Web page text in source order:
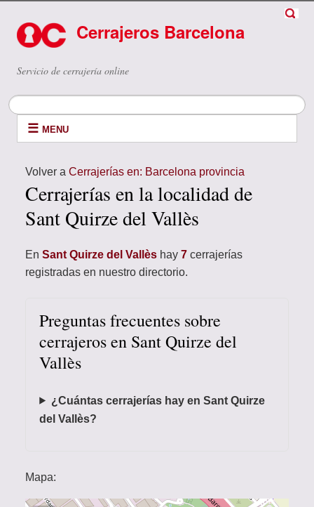
Cerrajeros Barcelona
Servicio de cerrajería online
MENU
Volver a Cerrajerías en: Barcelona provincia
Cerrajerías en la localidad de
Sant Quirze del Vallès
En Sant Quirze del Vallès hay 7 cerrajerías
registradas en nuestro directorio.
Preguntas frecuentes sobre
cerrajeros en Sant Quirze del
Vallès
¿Cuántas cerrajerías hay en Sant Quirze
del Vallès?
Mapa: